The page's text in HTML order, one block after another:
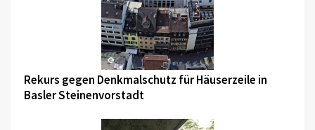
©
Rekurs gegen Denkmalschutz für Häuserzeile in
Basler Steinenvorstadt